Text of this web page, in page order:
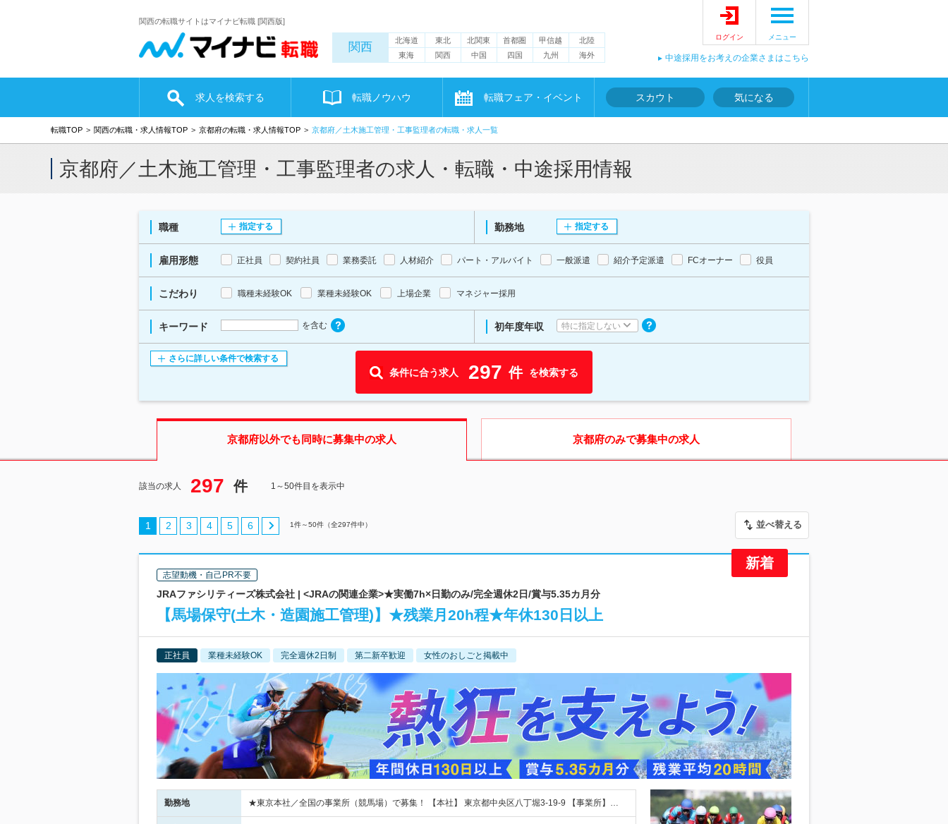
関西の転職サイトはマイナビ転職 [関西版]
関西 北海道 東北 北関東 首都圏 甲信越
北陸
東海
関西 中国 四国 九州 海外
ログイン メニュー
中途採用をお考えの企業さまはこちら
求人を検索する 転職ノウハウ 転職フェア・イベント スカウト 気になる
転職TOP 関西の転職・求人情報TOP 京都府の転職・求人情報TOP 京都府／土木施工管理・工事監理者の転職・求人一覧
京都府／土木施工管理・工事監理者の求人・転職・中途採用情報
職種 指定する 勤務地 指定する
雇用形態 正社員 契約社員 業務委託 人材紹介 パート・アルバイト 一般派遣 紹介予定派遣 FCオーナー 役員
こだわり 職種未経験OK 業種未経験OK 上場企業 マネジャー採用
キーワード を含む 初年度年収 特に指定しない
さらに詳しい条件で検索する
条件に合う求人 297 件 を検索する
京都府以外でも同時に募集中の求人 京都府のみで募集中の求人
該当の求人 297 件 1～50件目を表示中
1 2 3 4 5 6 1件～50件（全297件中） 並べ替える
志望動機・自己PR不要
JRAファシリティーズ株式会社 | <JRAの関連企業>★実働7h×日勤のみ/完全週休2日/賞与5.35カ月分
【馬場保守(土木・造園施工管理)】★残業月20h程★年休130日以上
正社員 業種未経験OK 完全週休2日制 第二新卒歓迎 女性のおしごと掲載中
勤務地 ★東京本社／全国の事業所（競馬場）で募集！ 【本社】 東京都中央区八丁堀3-19-9 【事業所】…